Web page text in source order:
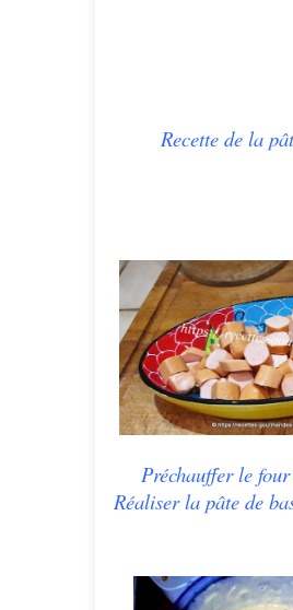
Recette de la
Préchauffer le
Réaliser la pâte de